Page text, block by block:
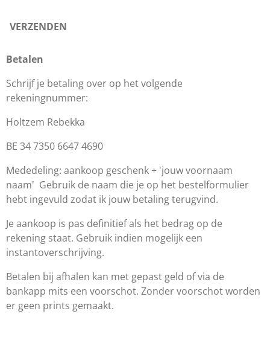
VERZENDEN
Betalen
Schrijf je betaling over op het volgende
rekeningnummer:
Holtzem Rebekka
BE 34 7350 6647 4690
Mededeling: aankoop geschenk + 'jouw voornaam
naam' Gebruik de naam die je op het bestelformulier
hebt ingevuld zodat ik jouw betaling terugvind.
Je aankoop is pas definitief als het bedrag op de
rekening staat. Gebruik indien mogelijk een
instantoverschrijving.
Betalen bij afhalen kan met gepast geld of via de
bankapp mits een voorschot. Zonder voorschot worden
er geen prints gemaakt.